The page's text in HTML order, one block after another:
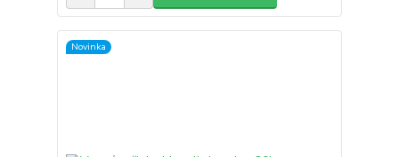
Novinka